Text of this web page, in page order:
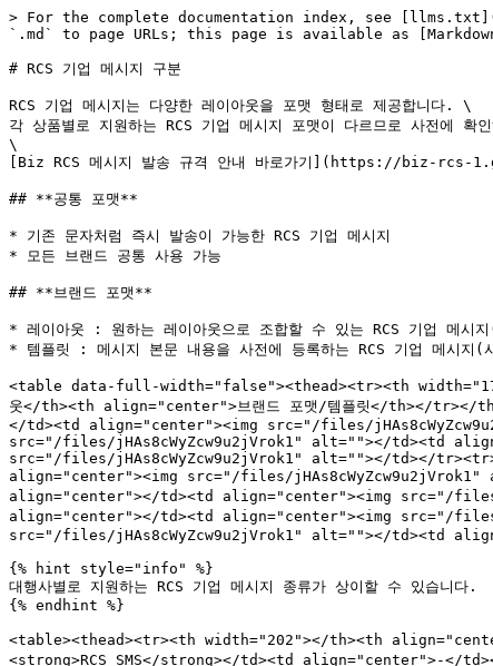
> For the complete documentation index, see
`.md` to page URLs; this page is available as
# RCS 기업 메시지 구분
RCS 기업 메시지는 다양한 레이아웃을 포맷 형태로 제공합니다. \
각 상품별로 지원하는 RCS 기업 메시지 포맷이 다르므로 사전에 확
\
[Biz RCS 메시지 발송 규격 안내 바로가기](https://biz-
## **공통 포맷**
* 기존 문자처럼 즉시 발송이 가능한 RCS 기업 메시지
* 모든 브랜드 공통 사용 가능
## **브랜드 포맷**
* 레이아웃 : 원하는 레이아웃으로 조합할 수 있는 RCS 기업 메시
* 템플릿 : 메시지 본문 내용을 사전에 등록하는 RCS 기업 메시지(
<table data-full-width="false"><thead><tr><th
웃</th><th align="center">브랜드 포맷/템플릿</th></
</td><td align="center"><img src="/files/
src="/files/jHAs8cWyZcw9u2jVrok1" alt=""></td><td
src="/files/jHAs8cWyZcw9u2jVrok1" alt=""></td></
align="center"><img src="/files/
align="center"></td><td align="center"><img src="/files/
align="center"></td><td align="center"><img src="/files/
src="/files/jHAs8cWyZcw9u2jVrok1" alt=""></td><td
{% hint style="info" %}
대행사별로 지원하는 RCS 기업 메시지 종류가 상이할 수 있습니다.
{% endhint %}
<table><thead><tr><th width="202"></th><th
<strong>RCS SMS</strong></td><td align="center">-</